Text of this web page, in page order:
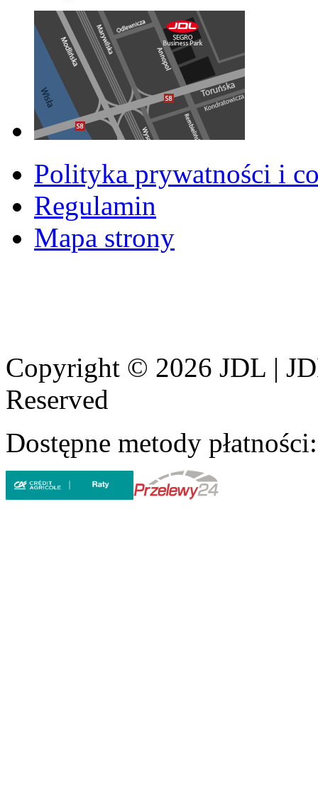
Polityka prywatności i
Regulamin
Mapa strony
Copyright © 2026 JDL |
Reserved
Dostępne metody płatności: